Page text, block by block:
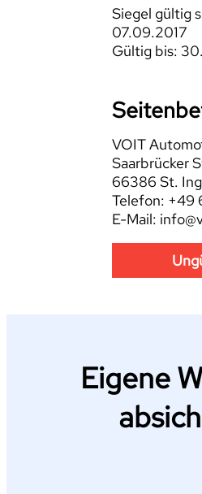
Siegel gültig
07.09.2017
Gültig bis:
VOIT
Saarbrücker
66386 St.
Telefon:
E-Mail:
Eigene